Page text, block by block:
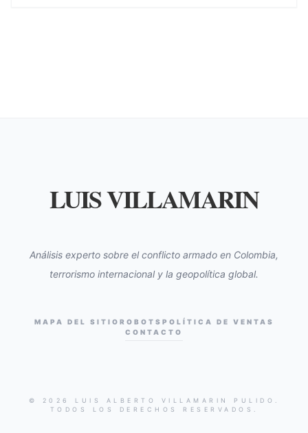
LUIS VILLAMARIN
Análisis experto sobre el conflicto armado en Colombia,
terrorismo internacional y la geopolítica global.
MAPA DEL SITIO ROBOTS POLÍTICA DE VENTAS
CONTACTO
© 2026 LUIS ALBERTO VILLAMARIN PULIDO.
TODOS LOS DERECHOS RESERVADOS.